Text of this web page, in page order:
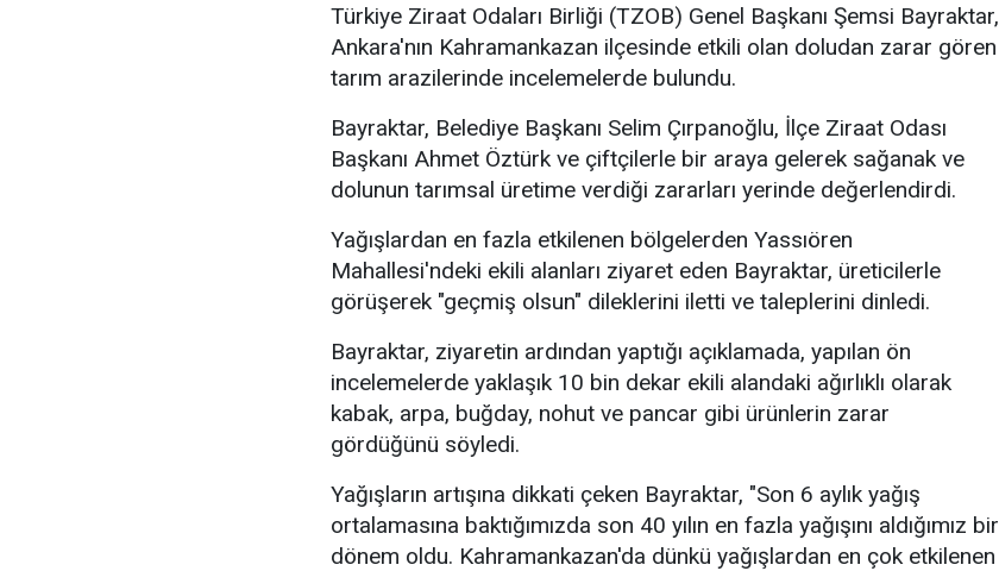
Türkiye Ziraat Odaları Birliği (TZOB) Genel Başkanı Şemsi Bayraktar,
Ankara'nın Kahramankazan ilçesinde etkili olan doludan zarar gören
tarım arazilerinde incelemelerde bulundu.
Bayraktar, Belediye Başkanı Selim Çırpanoğlu, İlçe Ziraat Odası
Başkanı Ahmet Öztürk ve çiftçilerle bir araya gelerek sağanak ve
dolunun tarımsal üretime verdiği zararları yerinde değerlendirdi.
Yağışlardan en fazla etkilenen bölgelerden Yassıören
Mahallesi'ndeki ekili alanları ziyaret eden Bayraktar, üreticilerle
görüşerek "geçmiş olsun" dileklerini iletti ve taleplerini dinledi.
Bayraktar, ziyaretin ardından yaptığı açıklamada, yapılan ön
incelemelerde yaklaşık 10 bin dekar ekili alandaki ağırlıklı olarak
kabak, arpa, buğday, nohut ve pancar gibi ürünlerin zarar
gördüğünü söyledi.
Yağışların artışına dikkati çeken Bayraktar, "Son 6 aylık yağış
ortalamasına baktığımızda son 40 yılın en fazla yağışını aldığımız bir
dönem oldu. Kahramankazan'da dünkü yağışlardan en çok etkilenen